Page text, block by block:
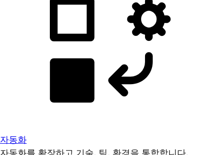
자동화
자동화를 확장하고 기술, 팀, 환경을 통합합니다.